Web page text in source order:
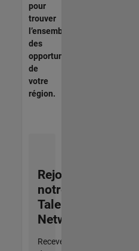
pour
trouver
l’ensemble
des
opportunités
de
votre
région.
Rejoignez
notre
Talent
Network
Recevez